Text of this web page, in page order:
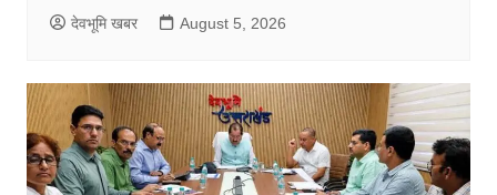
देवभूमि खबर August 5, 2026